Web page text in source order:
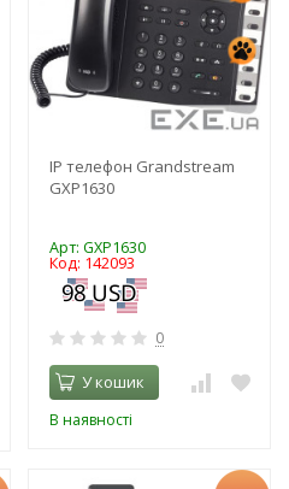
IP телефон Grandstream
GXP1630
Арт: GXP1630
Код: 142093
0
У кошик
В наявності